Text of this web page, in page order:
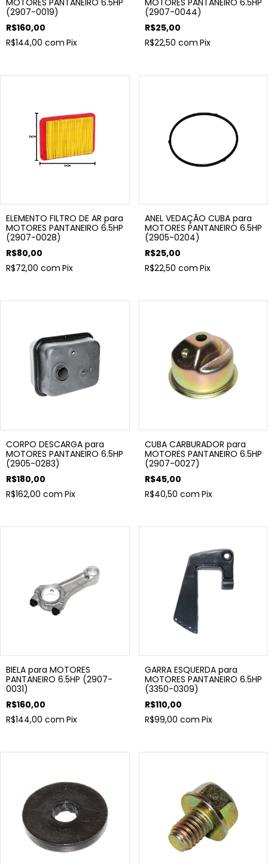
(2907-0019)
R$160,00
R$144,00 com Pix
(2907-0044)
R$25,00
R$22,50 com Pix
ELEMENTO FILTRO DE AR para
MOTORES PANTANEIRO 6.5HP
(2907-0028)
R$80,00
R$72,00 com Pix
ANEL VEDAÇÃO CUBA para
MOTORES PANTANEIRO 6.5HP
(2905-0204)
R$25,00
R$22,50 com Pix
CORPO DESCARGA para
MOTORES PANTANEIRO 6.5HP
(2905-0283)
R$180,00
R$162,00 com Pix
CUBA CARBURADOR para
MOTORES PANTANEIRO 6.5HP
(2907-0027)
R$45,00
R$40,50 com Pix
BIELA para MOTORES
PANTANEIRO 6.5HP (2907-
0031)
R$160,00
R$144,00 com Pix
GARRA ESQUERDA para
MOTORES PANTANEIRO 6.5HP
(3350-0309)
R$110,00
R$99,00 com Pix